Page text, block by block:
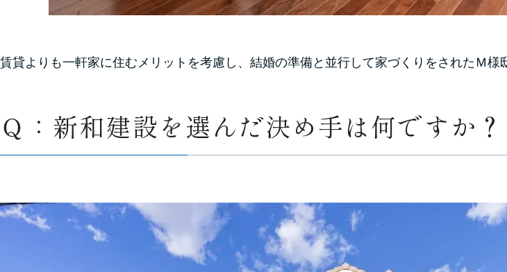
賃貸よりも一軒家に住むメリットを考慮し、結婚の準備と並行して家づくりをされたＭ様
Ｑ：新和建設を選んだ決め手は何ですか？